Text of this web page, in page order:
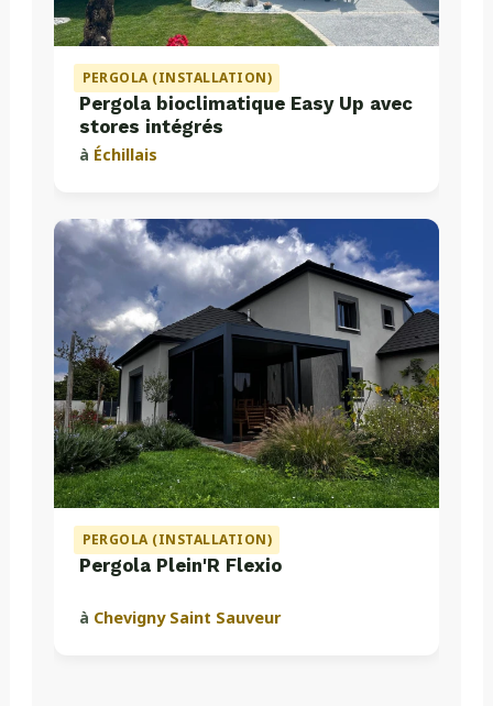
PERGOLA (INSTALLATION)
Pergola bioclimatique Easy Up avec
stores intégrés
à Échillais
PERGOLA (INSTALLATION)
Pergola Plein'R Flexio
à Chevigny Saint Sauveur